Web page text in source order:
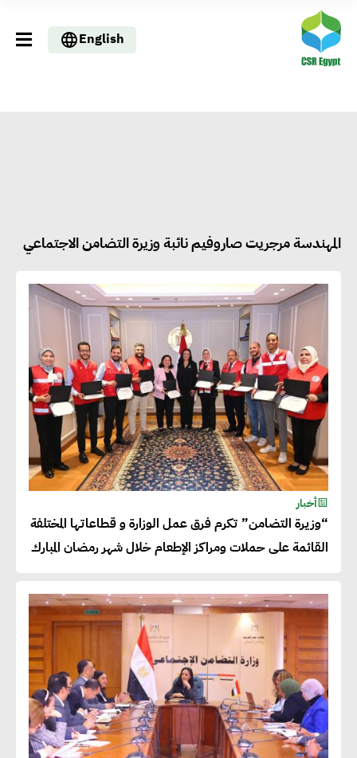
English
المهندسة مرجريت صاروفيم نائبة وزيرة التضامن الاجتماعي
أخبار
“وزيرة التضامن” تكرم فرق عمل الوزارة و قطاعاتها المختلفة
القائمة على حملات ومراكز الإطعام خلال شهر رمضان المبارك